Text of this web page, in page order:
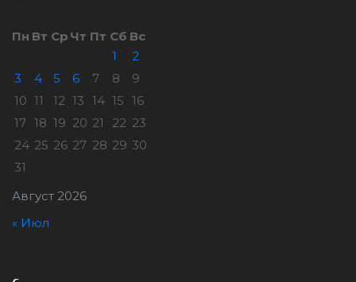
Август 2026
Пн Вт Ср Чт Пт Сб Вс
1
2
3
4 5 6 7 8
9
10 11 12 13 14 15 16
17 18 19 20 21 22 23
24 25 26 27 28 29 30
31
« Июл